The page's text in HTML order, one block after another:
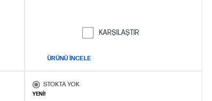
KARŞILAŞTIR
ÜRÜNÜ İNCELE
STOKTA YOK
YENİ!